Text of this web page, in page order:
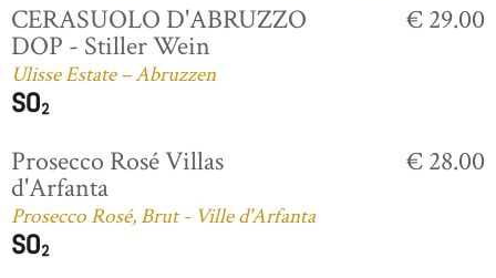
CERASUOLO D'ABRUZZO
DOP - Stiller Wein
Ulisse Estate – Abruzzen
€ 29.00
Prosecco Rosé Villas
d'Arfanta
Prosecco Rosé, Brut - Ville d'Arfanta
€ 28.00